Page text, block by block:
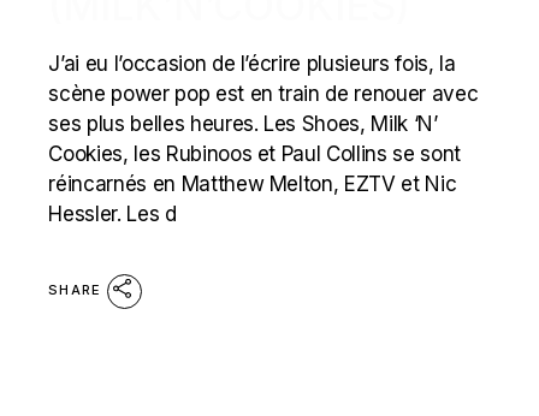
J’ai eu l’occasion de l’écrire plusieurs fois, la
scène power pop est en train de renouer avec
ses plus belles heures. Les Shoes, Milk ‘N’
Cookies, les Rubinoos et Paul Collins se sont
réincarnés en Matthew Melton, EZTV et Nic
Hessler. Les d
SHARE